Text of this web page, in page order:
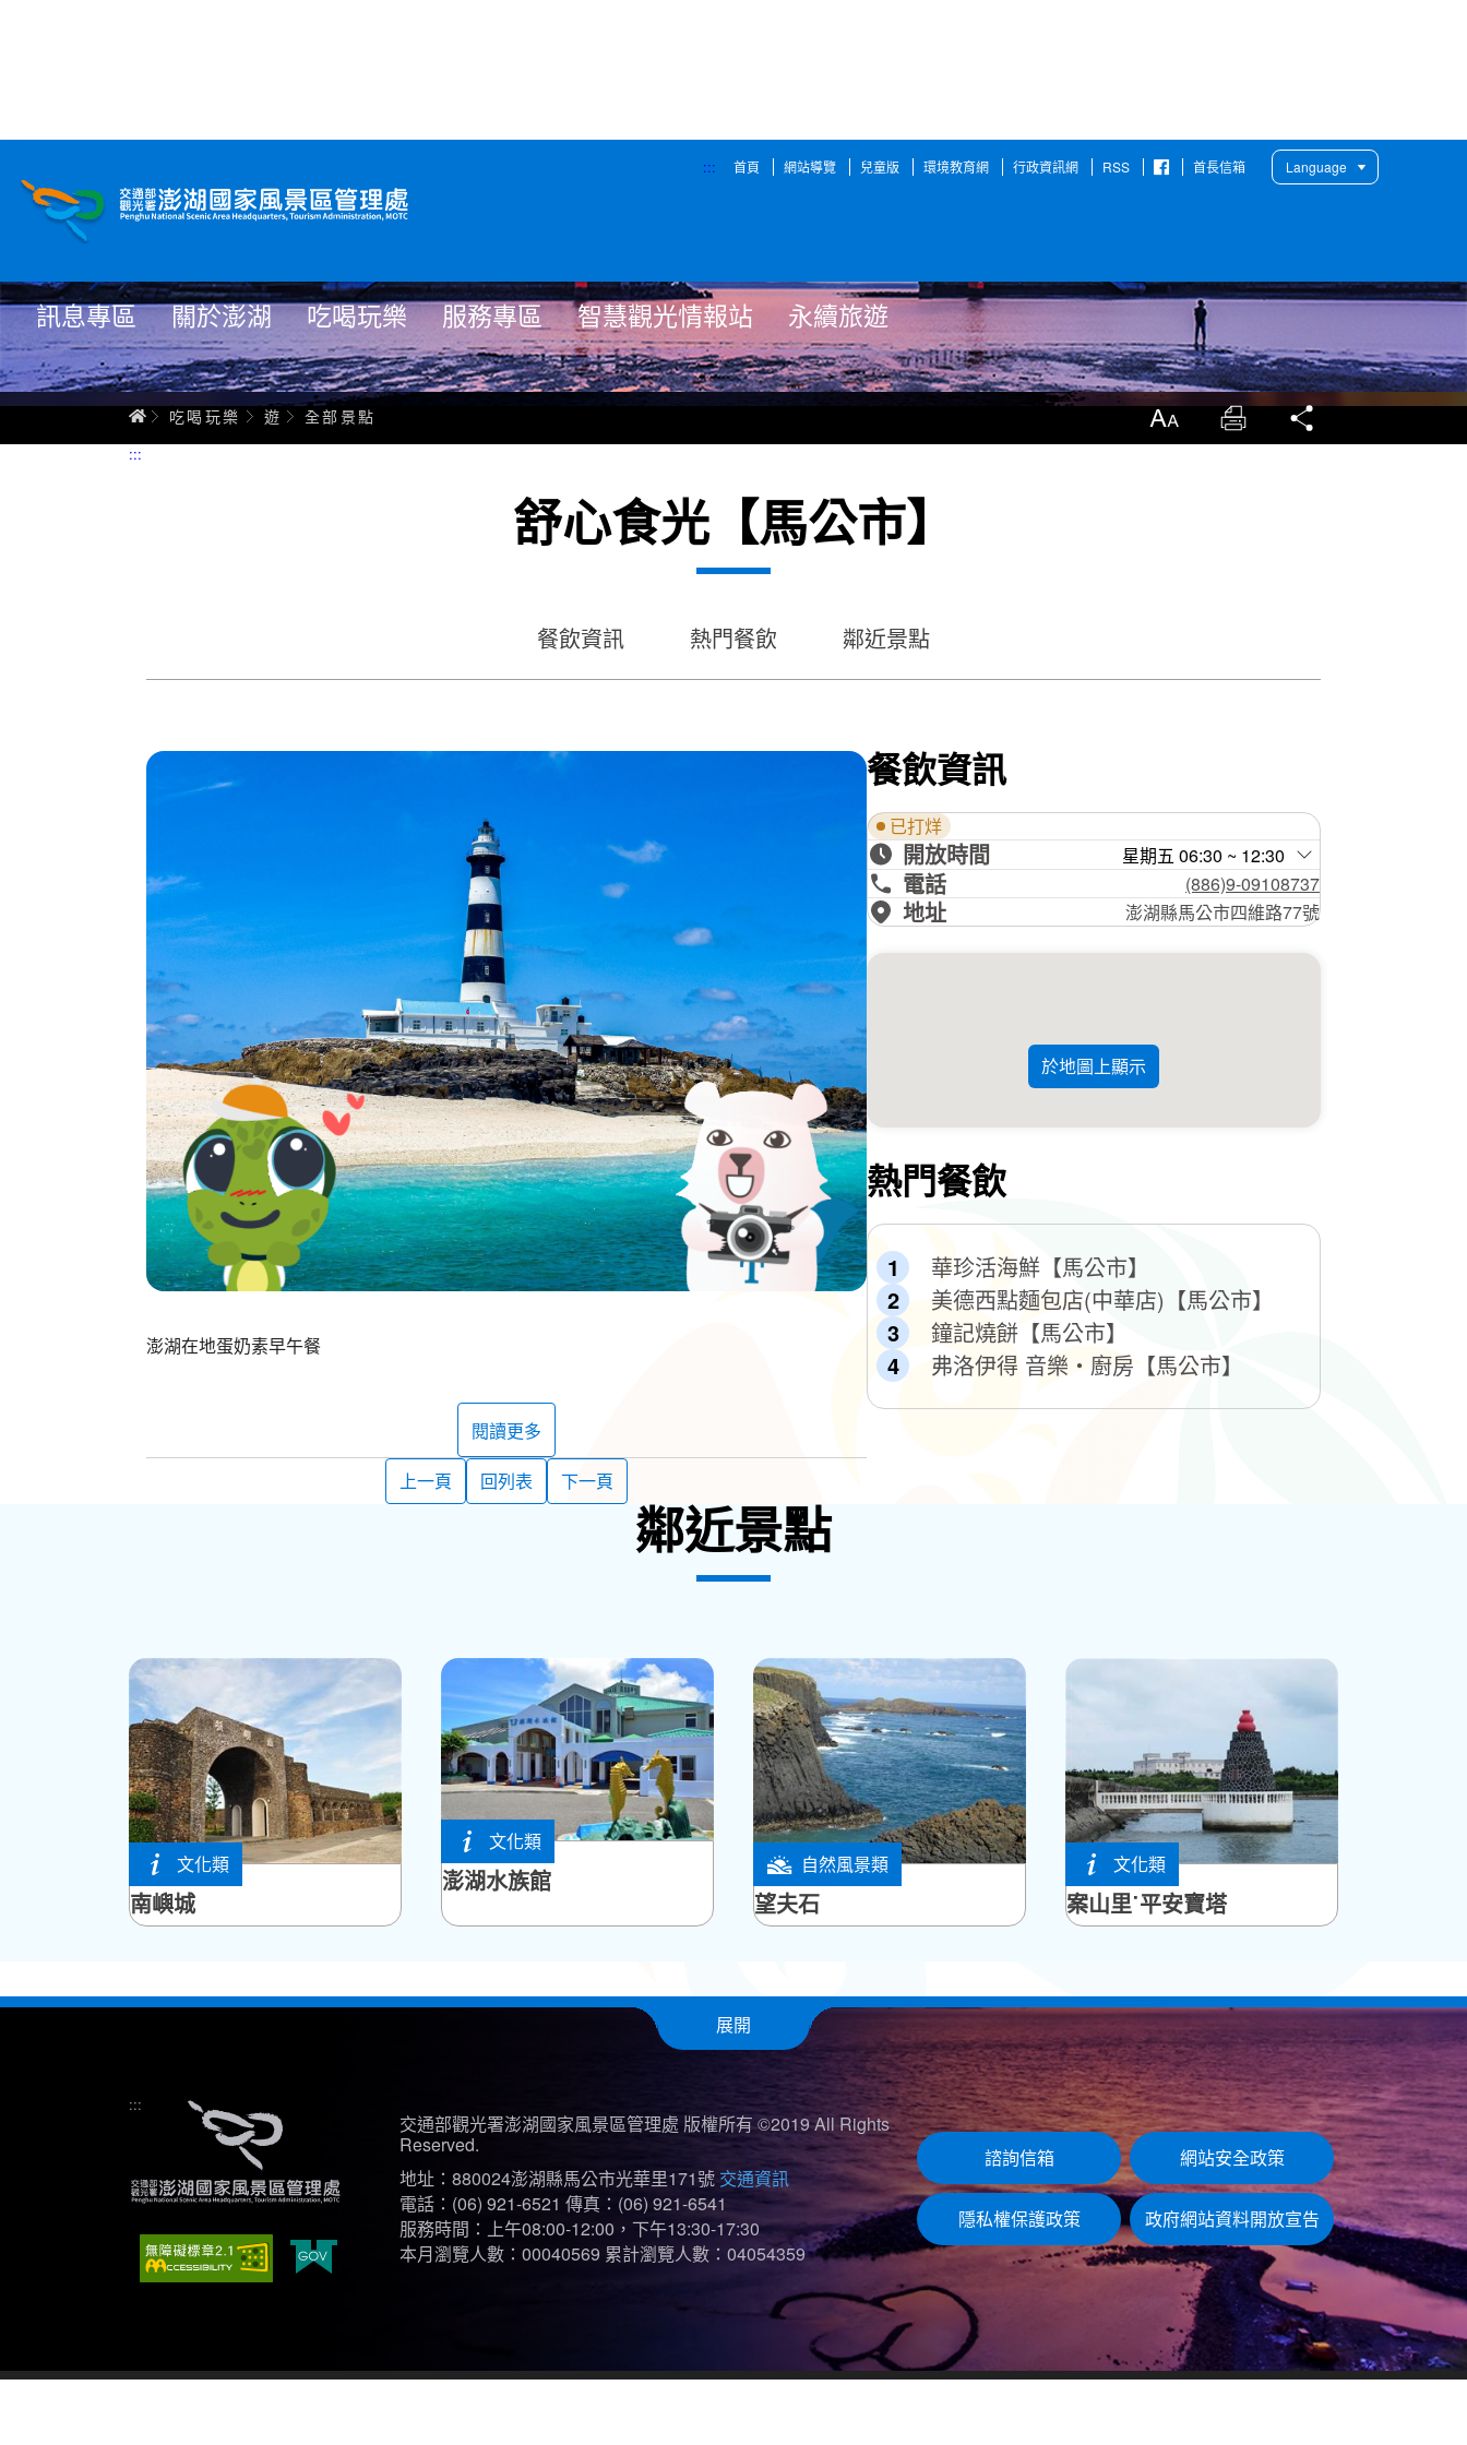
跳
::: 首頁 網站導覽 兒童版 環境教育網 行政資訊網 RSS
臉
絲
首長信箱 Language
訊息專區 關於澎湖 吃喝玩樂 服務專區 智慧觀光情報站 永續旅遊
全部景點
首頁吃喝玩樂 遊 全部景點 放大 列印
:::
舒心食光【馬公市】
餐飲資訊 熱門餐飲 鄰近景點
澎湖在地蛋奶素早午餐
閱讀更多
上一頁
回列表 下一頁
餐飲資訊
已打烊
開放時間 星期五 06:30 ~ 12:30
電話 (886)9-09108737
地址 澎湖縣馬公市四維路77號
於地圖上顯示
熱門餐飲
華珍活海鮮【馬公市】
美德西點麵包店(中華店)【馬公市】
鐘記燒餅【馬公市】
弗洛伊得 音樂‧廚房【馬公市】
鄰近景點
文化類
七美鄉
南嶼城
文化類
白沙鄉
澎湖水族館
自然風景類
七美鄉
望夫石
文化類
馬公市
案山里˙平安寶塔
展開
:::
交通部觀光署澎湖國家風景區管理處 版權所有 ©2019 All Rights
Reserved.
地址：880024澎湖縣馬公市光華里171號 交通資訊
電話：(06) 921-6521 傳真：(06) 921-6541
服務時間：上午08:00-12:00，下午13:30-17:30
本月瀏覽人數：00040569 累計瀏覽人數：04054359
諮詢信箱 網站安全政策
隱私權保護政策 政府網站資料開放宣告